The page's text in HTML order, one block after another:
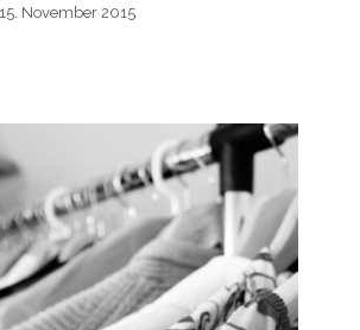
15. November 2015